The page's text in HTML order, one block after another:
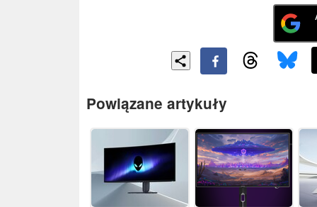
Powiązane artykuły